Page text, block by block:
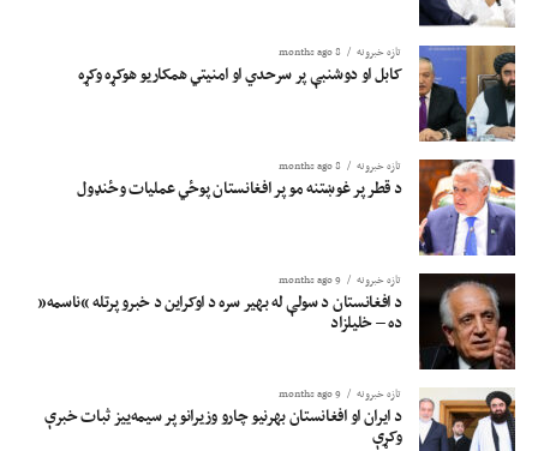
تازه خبرونه 8 months ago
کابل او دوشنبې پر سرحدي او امنیتي همکاریو هوکړه وکړه
تازه خبرونه 8 months ago
د قطر پر غوښتنه مو پر افغانستان پوځي عملیات وځنډول
تازه خبرونه 9 months ago
د افغانستان د سولې له بهیر سره د اوکراین د خبرو پرتله “ناسمه”
ده – خلیلزاد
تازه خبرونه 9 months ago
د ایران او افغانستان بهرنیو چارو وزیرانو پر سیمه‌ییز ثبات خبرې
وکړې